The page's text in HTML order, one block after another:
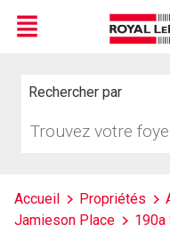
Menu
Rechercher par
votre
Accueil Propriétés
Jamieson Place
190a